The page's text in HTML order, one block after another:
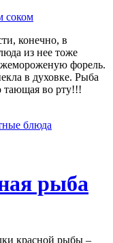
конечно, в
из нее тоже
форель.
в духовке. Рыба
тающая во рту!!!
блюда
рыба
красной рыбы –